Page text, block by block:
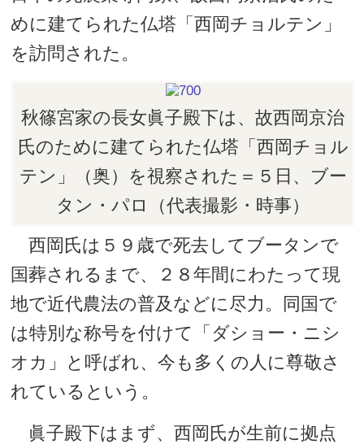
めに建てられた仏塔「西岡チョルテン」
を訪問された。
秋篠宮家の長女眞子殿下は、故西岡京治
氏のために建てられた仏塔「西岡チョル
テン」（奥）を視察された＝５日、ブー
タン・パロ（代表撮影・時事）
西岡氏は５９歳で死去してブータンで
国葬されるまで、２８年間にわたって現
地で近代農法の普及などに尽力。同国で
は特別な称号を付けて「ダショー・ニシ
オカ」と呼ばれ、今も多くの人に尊敬さ
れているという。
眞子殿下はまず、西岡氏が生前に拠点